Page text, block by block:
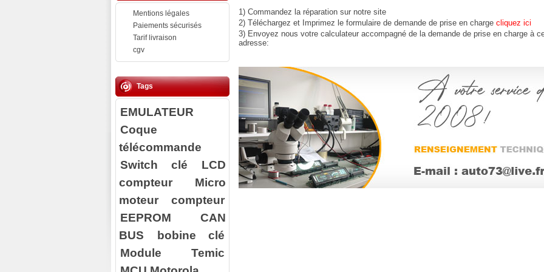
Mentions légales
Paiements sécurisés
Tarif livraison
cgv
Tags
EMULATEUR
Coque
télécommande
Switch clé
LCD
compteur
Micro
moteur compteur
EEPROM
CAN
BUS
bobine clé
Module Temic
1) Commandez la réparation sur notre site
2) Téléchargez et Imprimez le formulaire de demande de prise en charge cliquez ici
3) Envoyez nous votre calculateur accompagné de la demande de prise en charge à
adresse: